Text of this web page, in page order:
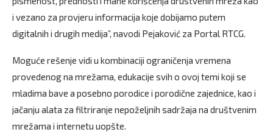
i vezano za provjeru informacija koje dobijamo putem
digitalnih i drugih medija”, navodi Pejaković za Portal RTCG.
Moguće rešenje vidi u kombinaciji ograničenja vremena
provedenog na mrežama, edukacije svih o ovoj temi koji se
mladima bave a posebno porodice i porodične zajednice, kao i
jačanju alata za filtriranje nepoželjnih sadržaja na društvenim
mrežama i internetu uopšte.